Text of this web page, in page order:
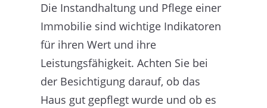
Die Instandhaltung und Pflege einer
Immobilie sind wichtige Indikatoren
für ihren Wert und ihre
Leistungsfähigkeit. Achten Sie bei
der Besichtigung darauf, ob das
Haus gut gepflegt wurde und ob es